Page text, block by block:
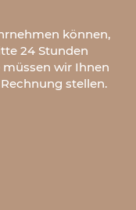
können,
24 Stunden
müssen wir Ihnen
stellen.